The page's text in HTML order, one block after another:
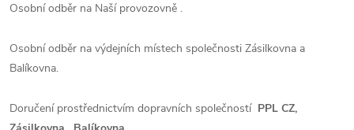
Osobní odběr na Naší provozovně .
Osobní odběr na výdejních místech společnosti Zásilkovna a
Balíkovna.
Doručení prostřednictvím dopravních společností PPL CZ,